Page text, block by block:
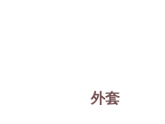
外套